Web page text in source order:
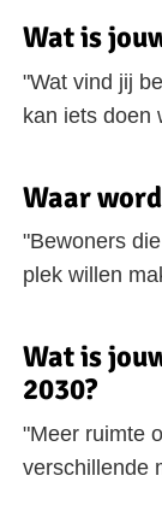
Wat is
"Wat vind jij
kan iets doen
Waar
"Bewoners
plek willen
Wat is
2030?
"Meer ruimte
verschillende